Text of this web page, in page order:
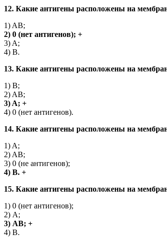
12. Какие антигены расположены на
1) AB;
2) 0 (нет антигенов); +
3) A;
4) B.
13. Какие антигены расположены на
1) B;
2) AB;
3) A; +
4) 0 (нет антигенов).
14. Какие антигены расположены на
1) A;
2) AB;
3) 0 (не антигенов);
4) B. +
15. Какие антигены расположены на
1) 0 (нет антигенов);
2) A;
3) AB; +
4) B.